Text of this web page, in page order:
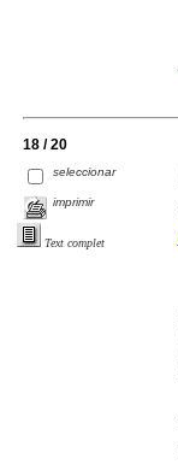
18 / 20
seleccionar
imprimir
Text complet